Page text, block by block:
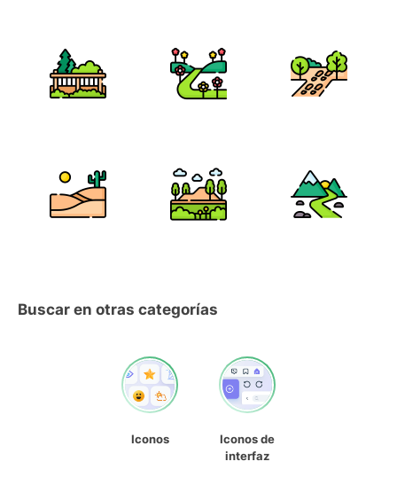
Buscar en otras categorías
Iconos
Iconos de
interfaz